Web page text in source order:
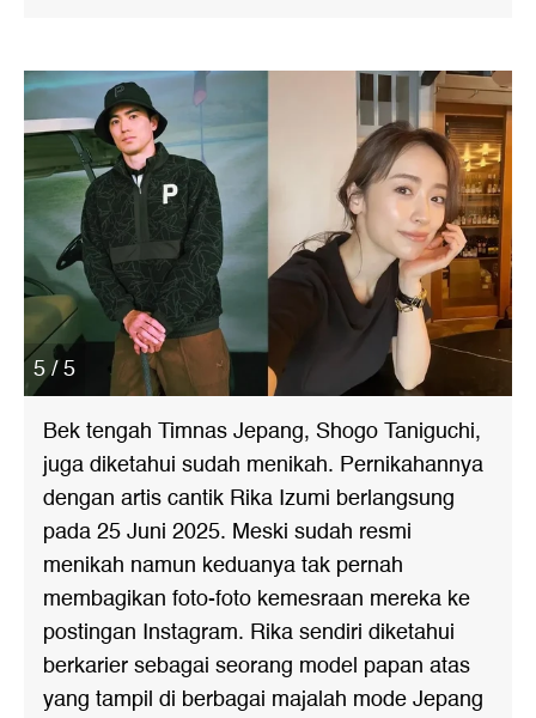
5 / 5
Bek tengah Timnas Jepang, Shogo Taniguchi,
juga diketahui sudah menikah. Pernikahannya
dengan artis cantik Rika Izumi berlangsung
pada 25 Juni 2025. Meski sudah resmi
menikah namun keduanya tak pernah
membagikan foto-foto kemesraan mereka ke
postingan Instagram. Rika sendiri diketahui
berkarier sebagai seorang model papan atas
yang tampil di berbagai majalah mode Jepang